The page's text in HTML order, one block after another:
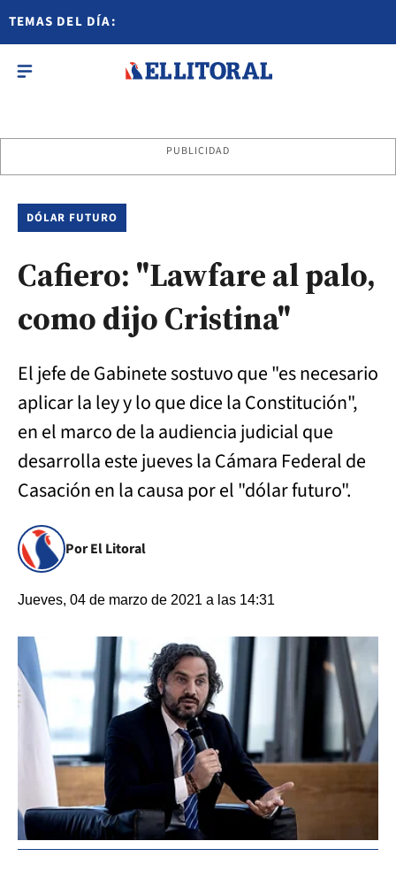
TEMAS DEL DÍA:
PUBLICIDAD
DÓLAR FUTURO
Cafiero: "Lawfare al palo,
como dijo Cristina"
El jefe de Gabinete sostuvo que "es necesario
aplicar la ley y lo que dice la Constitución",
en el marco de la audiencia judicial que
desarrolla este jueves la Cámara Federal de
Casación en la causa por el "dólar futuro".
Por El Litoral
Jueves, 04 de marzo de 2021 a las 14:31